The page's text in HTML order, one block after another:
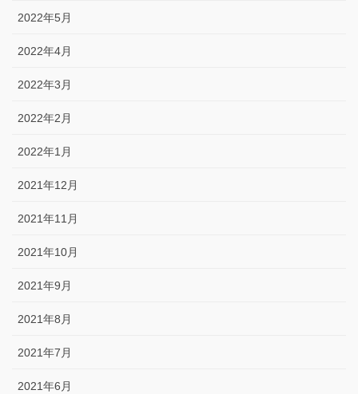
2022年5月
2022年4月
2022年3月
2022年2月
2022年1月
2021年12月
2021年11月
2021年10月
2021年9月
2021年8月
2021年7月
2021年6月